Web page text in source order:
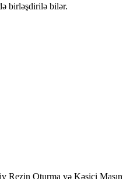
birləşdirilə bilər.
Rezin Oturma və Kəsici